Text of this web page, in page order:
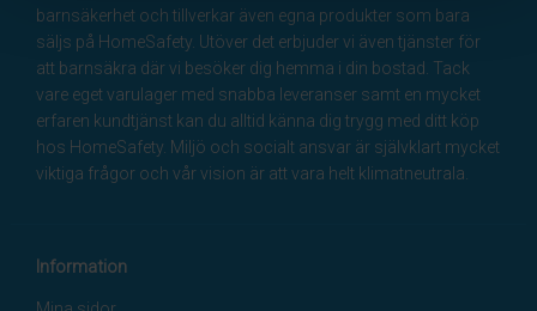
barnsäkerhet och tillverkar även egna produkter som bara
säljs på HomeSafety. Utöver det erbjuder vi även tjänster för
att barnsäkra där vi besöker dig hemma i din bostad. Tack
vare eget varulager med snabba leveranser samt en mycket
erfaren kundtjänst kan du alltid känna dig trygg med ditt köp
hos HomeSafety. Miljö och socialt ansvar är självklart mycket
viktiga frågor och vår vision är att vara helt klimatneutrala.
Information